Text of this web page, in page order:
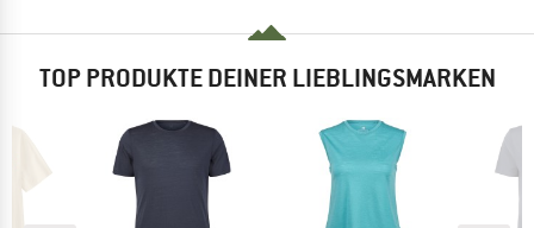
TOP PRODUKTE DEINER LIEBLINGSMARKEN